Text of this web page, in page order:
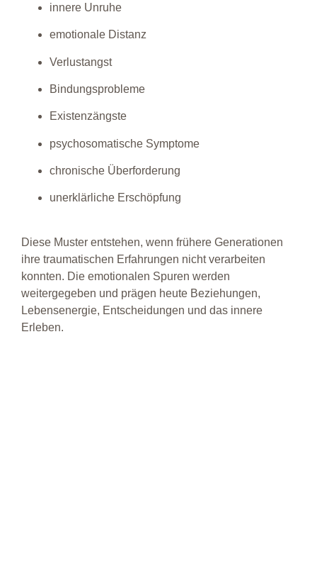
innere Unruhe
emotionale Distanz
Verlustangst
Bindungsprobleme
Existenzängste
psychosomatische Symptome
chronische Überforderung
unerklärliche Erschöpfung
Diese Muster entstehen, wenn frühere Generationen
ihre traumatischen Erfahrungen nicht verarbeiten
konnten. Die emotionalen Spuren werden
weitergegeben und prägen heute Beziehungen,
Lebensenergie, Entscheidungen und das innere
Erleben.